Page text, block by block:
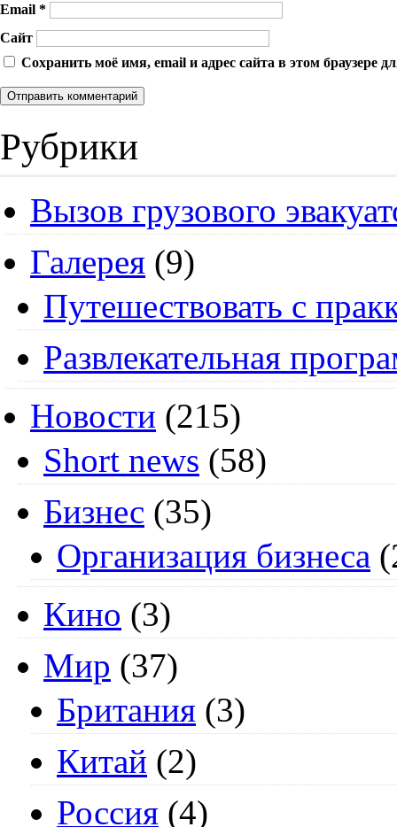
Email *
Сайт
Сохранить моё имя, email и адрес сайта в этом браузере
Рубрики
Вызов грузового
Галерея (9)
Путешествовать с
Развлекательная
Новости (215)
Short news (58)
Бизнес (35)
Организация бизнеса
Кино (3)
Мир (37)
Британия (3)
Китай (2)
Россия (4)